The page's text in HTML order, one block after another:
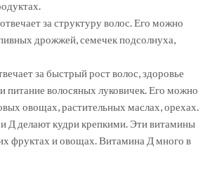
за структуру волос. Его можно
дрожжей, семечек подсолнуха,
за быстрый рост волос, здоровье
питание волосяных луковичек. Его можно
овощах, растительных маслах, орехах.
Д делают кудри крепкими. Эти витамины
фруктах и овощах. Витамина Д много в